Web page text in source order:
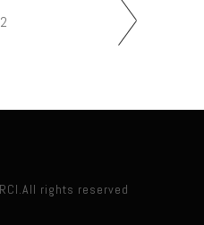
2
rights reserved